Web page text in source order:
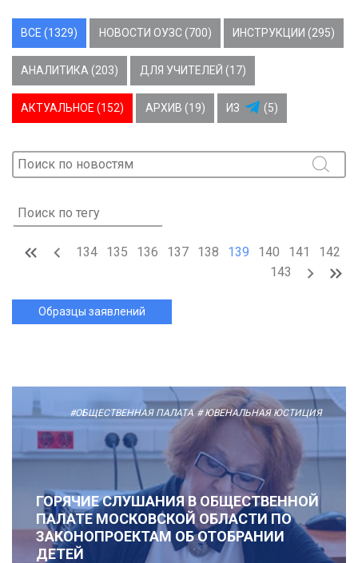
ВСЕ (1329) НОВОСТИ ОУЗС (700) ИНСТРУКЦИИ (295)
АНАЛИТИКА (203) ДЛЯ УЧИТЕЛЕЙ (17)
АКТУАЛЬНОЕ (152) АРХИВ (19) ИЗ (5)
134 135 136 137 138 139 140 141
142
143
Образцы заявлений
#ОБЩЕСТВЕННАЯ ПАЛАТА # ЮВЕНАЛЬНАЯ ЮСТИЦИЯ
ГОРЯЧИЕ СЛУШАНИЯ В ОБЩЕСТВЕННОЙ
ПАЛАТЕ МОСКОВСКОЙ ОБЛАСТИ ПО
ЗАКОНОПРОЕКТАМ ОБ ОТОБРАНИИ
ДЕТЕЙ